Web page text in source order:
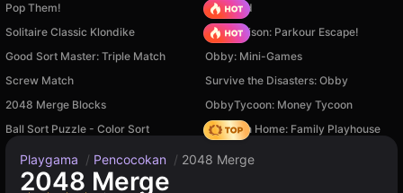
Pop Them!
TB World
Solitaire Classic Klondike
Barry Prison: Parkour Escape!
Good Sort Master: Triple Match
Obby: Mini-Games
Screw Match
Survive the Disasters: Obby
2048 Merge Blocks
ObbyTycoon: Money Tycoon
Ball Sort Puzzle - Color Sort
My Town Home: Family Playhouse
Playgama / Pencocokan / 2048 Merge
2048 Merge